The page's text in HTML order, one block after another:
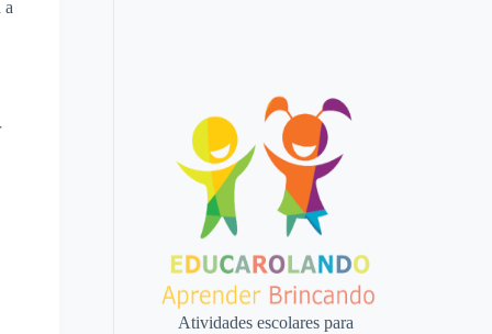
a
Atividades escolares para